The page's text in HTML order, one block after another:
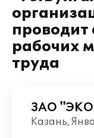
проводит
рабочих
труда
ЗАО
Казань,